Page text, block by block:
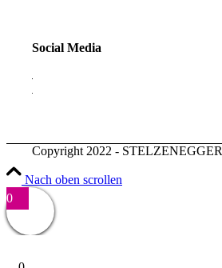
Social Media
Copyright 2022 - STELZENEGGER
Nach oben scrollen
0